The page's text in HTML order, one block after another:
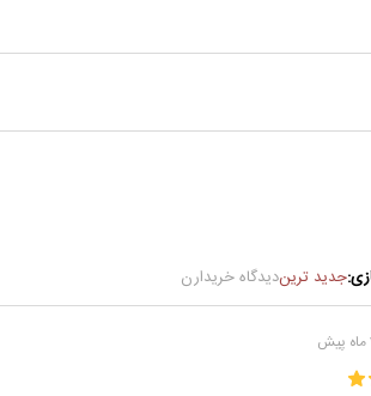
کنید، کف را به آرامی روی صورت با حرکات دایره
جدید تریندیدگاه خریدارن